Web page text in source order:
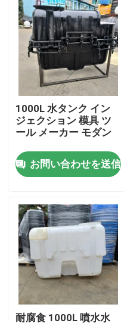
プロダクト
ビデオ
私達について
工場旅行
品質管理
私達に連絡しなさい
ニュース
引用を要求しなさい
Rotomoulding型
1000L 水タンク イン
ジェクション 模具 ツ
ール メーカー モダン
お問い合わせを送信
耐腐食 1000L 噴水水